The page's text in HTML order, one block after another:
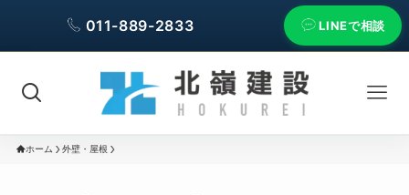
011-889-2833 LINEで相談
ホーム 外壁・屋根